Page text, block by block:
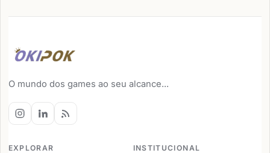
O mundo dos games ao seu alcance...
EXPLORAR INSTITUCIONAL